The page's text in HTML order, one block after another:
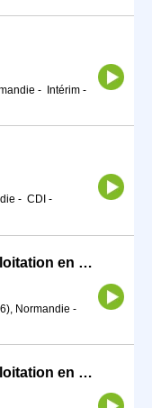
- Intérim -
- CDI -
Technicien / Technicienne d'exploitation en production d'énergie (H/F)
Normandie -
Technicien / Technicienne d'exploitation en production d'énergie (H/F)